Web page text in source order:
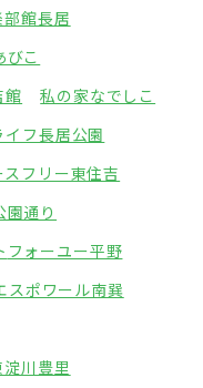
館長居
びこ
館
私の家なでしこ
イフ長居公園
スフリー東住吉
通り
フォーユー平野
スポワール南巽
川豊里